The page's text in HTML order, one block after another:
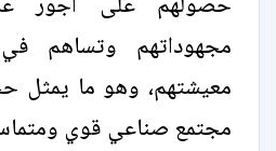
مجهوداتهم وتساهم
معيشتهم، وهو ما يمثل
مجتمع صناعي قوي